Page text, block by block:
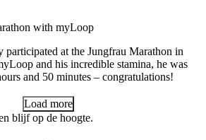
with myLoop
participated at the Jungfrau Marathon in
and his incredible stamina, he was
and 50 minutes – congratulations!
Load more
blijf op de hoogte.